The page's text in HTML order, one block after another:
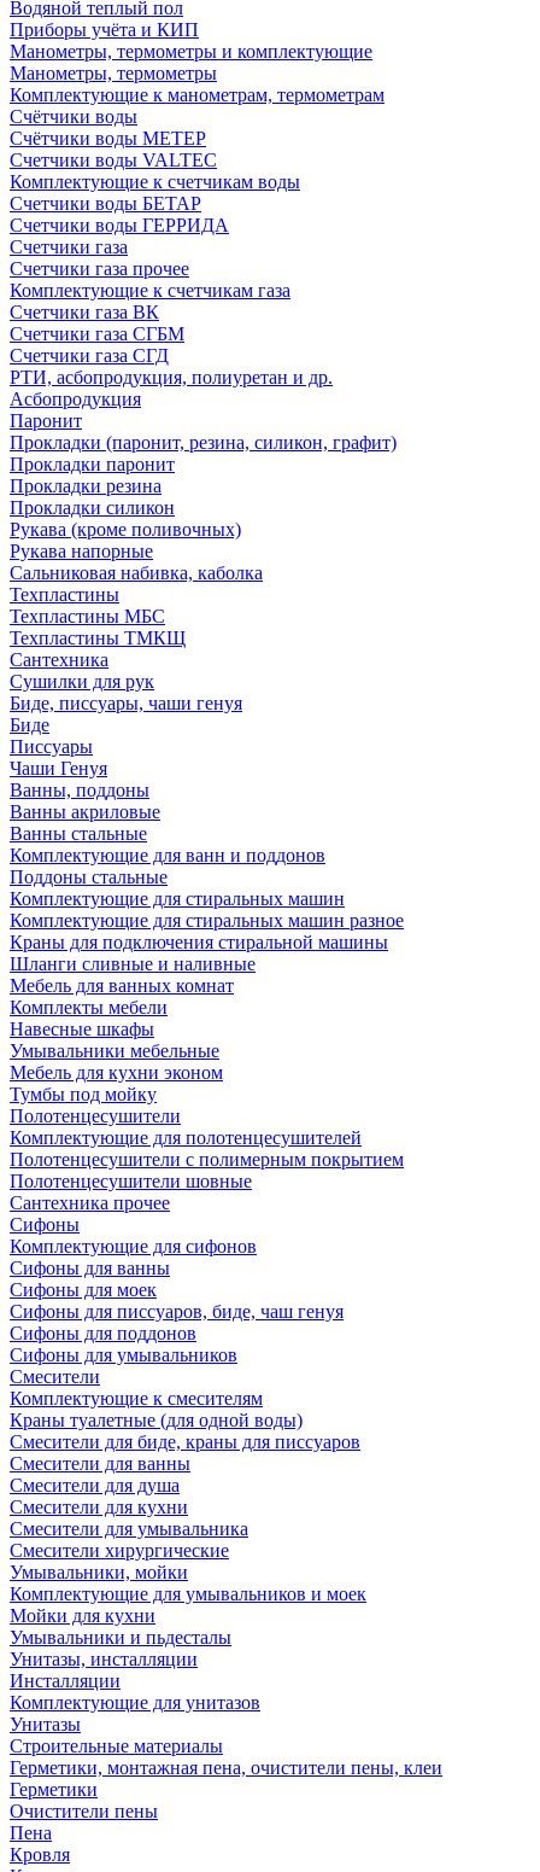
Водяной теплый пол
Приборы учёта и КИП
Манометры, термометры и комплектующие
Манометры, термометры
Комплектующие к манометрам, термометрам
Счётчики воды
Счётчики воды МЕТЕР
Счетчики воды VALTEC
Комплектующие к счетчикам воды
Счетчики воды БЕТАР
Счетчики воды ГЕРРИДА
Счетчики газа
Счетчики газа прочее
Комплектующие к счетчикам газа
Счетчики газа ВК
Счетчики газа СГБМ
Счетчики газа СГД
РТИ, асбопродукция, полиуретан и др.
Асбопродукция
Паронит
Прокладки (паронит, резина, силикон, графит)
Прокладки паронит
Прокладки резина
Прокладки силикон
Рукава (кроме поливочных)
Рукава напорные
Сальниковая набивка, каболка
Техпластины
Техпластины МБС
Техпластины ТМКЩ
Сантехника
Сушилки для рук
Биде, писсуары, чаши генуя
Биде
Писсуары
Чаши Генуя
Ванны, поддоны
Ванны акриловые
Ванны стальные
Комплектующие для ванн и поддонов
Поддоны стальные
Комплектующие для стиральных машин
Комплектующие для стиральных машин разное
Краны для подключения стиральной машины
Шланги сливные и наливные
Мебель для ванных комнат
Комплекты мебели
Навесные шкафы
Умывальники мебельные
Мебель для кухни эконом
Тумбы под мойку
Полотенцесушители
Комплектующие для полотенцесушителей
Полотенцесушители с полимерным покрытием
Полотенцесушители шовные
Сантехника прочее
Сифоны
Комплектующие для сифонов
Сифоны для ванны
Сифоны для моек
Сифоны для писсуаров, биде, чаш генуя
Сифоны для поддонов
Сифоны для умывальников
Смесители
Комплектующие к смесителям
Краны туалетные (для одной воды)
Смесители для биде, краны для писсуаров
Смесители для ванны
Смесители для душа
Смесители для кухни
Смесители для умывальника
Смесители хирургические
Умывальники, мойки
Комплектующие для умывальников и моек
Мойки для кухни
Умывальники и пьдесталы
Унитазы, инсталляции
Инсталляции
Комплектующие для унитазов
Унитазы
Строительные материалы
Герметики, монтажная пена, очистители пены, клеи
Герметики
Очистители пены
Пена
Кровля